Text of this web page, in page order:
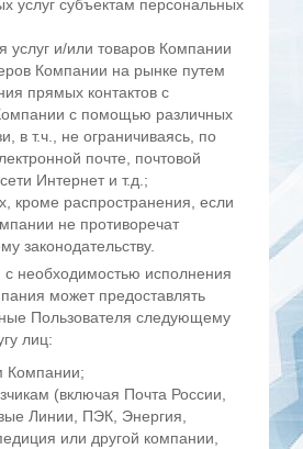
услуг субъектам персональных
услуг и/или товаров Компании
Компании на рынке путем
прямых контактов с
с помощью различных
в т.ч., не ограничиваясь, по
почте, почтовой
Интернет и т.д.;
кроме распространения, если
не противоречат
законодательству.
с необходимостью исполнения
может предоставлять
Пользователя следующему
лиц:
Компании;
(включая Почта России,
Линии, ПЭК, Энергия,
или другой компании,